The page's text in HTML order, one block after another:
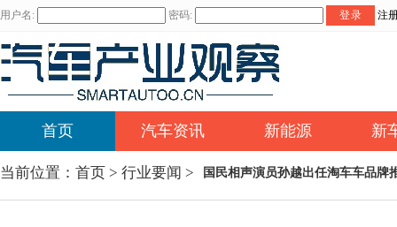
用户名: 密码: 登录 注
首页 汽车资讯 新能源 新
当前位置： 首页 > 行业要闻 > 国民相声演员孙越出任淘车车品牌